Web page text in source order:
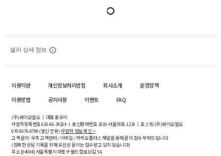
셀러 상세 정보
이용약관 개인정보처리방침 회사소개
운영정책
이용방법
공지사항 이벤트 FAQ
(주)와이오엘오 ㅣ 대표 황유미
사업자등록번호610-86-34204ㅣ 통신판매번호 2019-서울마포-1239 ㅣ 호스팅 (주)와이오엘오
070-8676-8799 (발신 전용)사업자 정보 확인 >
고객 문의: 우측 고객센터 / 이메일 / 카카오플러스 채널을 통해 문의 접수 부탁드립니다.
(정확한 상담 기록을 위해 유선상 문의는 접수받고 있지 않습니다)
주소 [04004] 서울특별시 마포구 월드컵로10길5-6